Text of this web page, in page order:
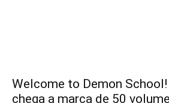
Welcome to Demon
chega a marca de 50